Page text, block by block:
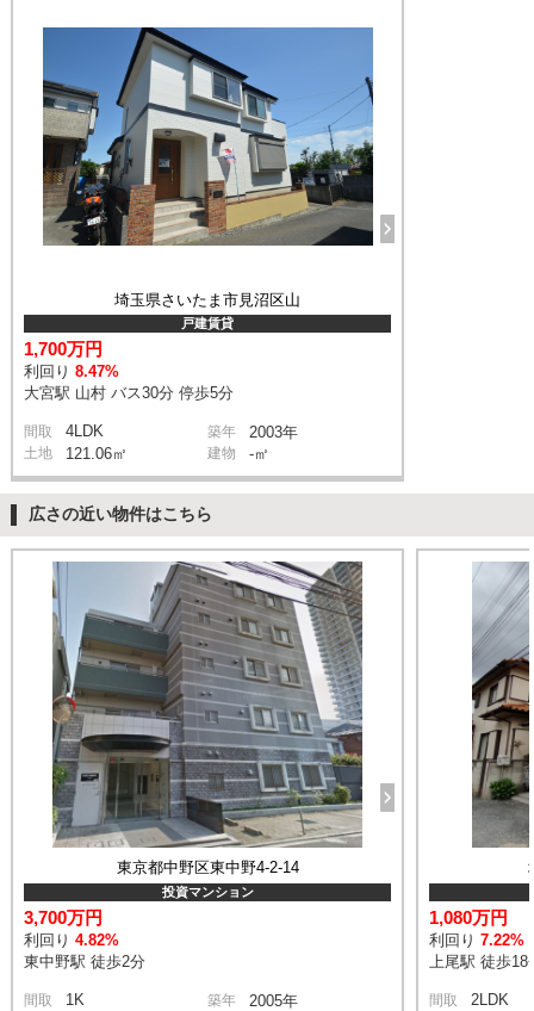
埼玉県さいたま市見沼区山
戸建賃貸
1,700万円
利回り8.47%
大宮駅 山村 バス30分 停歩5分
間取 4LDK 築年 2003年
土地 121.06㎡ 建物 -㎡
広さの近い物件はこちら
東京都中野区東中野4-2-14
投資マンション
3,700万円
利回り4.82%
東中野駅 徒歩2分
間取 1K 築年 2005年
1,080万円
利回り 7.22%
上尾駅 徒歩18
間取 2LDK